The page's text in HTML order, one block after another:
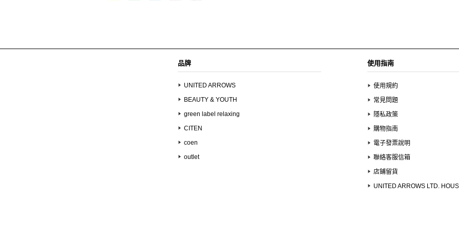
品牌
UNITED ARROWS
BEAUTY & YOUTH
green label relaxing
CITEN
coen
outlet
使用指南
使用規約
常見問題
隱私政策
購物指南
電子發票說明
聯絡客服信箱
店鋪留貨
UNITED ARROWS LTD.